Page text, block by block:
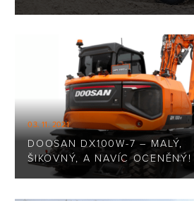
kompaktních kolových nakladačů se sídlem v...
03. 11. 2021
DOOSAN DX100W-7 – MALÝ,
ŠIKOVNÝ, A NAVÍC OCENĚNÝ!